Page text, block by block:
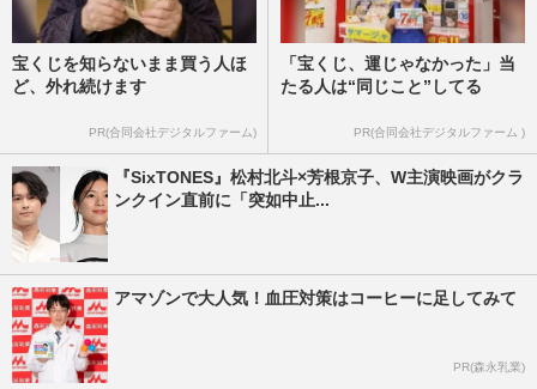
宝くじを知らないまま買う人ほ
ど、外れ続けます
PR(合同会社デジタルファーム)
「宝くじ、運じゃなかった」当
たる人は“同じこと”してる
PR(合同会社デジタルファーム )
『SixTONES』松村北斗×芳根京子、W主演映画がクラ
ンクイン直前に「突如中止...
アマゾンで大人気！血圧対策はコーヒーに足してみて
PR(森永乳業)